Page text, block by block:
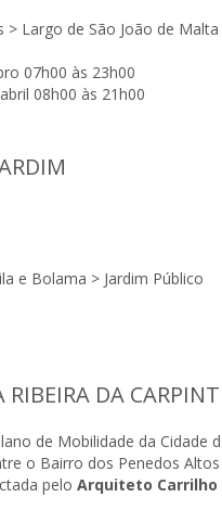
> Largo de São João de Malta
07h00 às 23h00
08h00 às 21h00
e Bolama > Jardim Público
RIBEIRA DA
de Mobilidade da Cidade
o Bairro dos Penedos
pelo Arquiteto Carrilho